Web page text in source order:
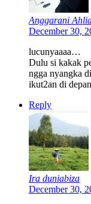
Anggarani
December 30,
lucunyaaaa…
Dulu si kakak
ngga nyangka
ikut2an di
Reply
Ira duniabiza
December 30,